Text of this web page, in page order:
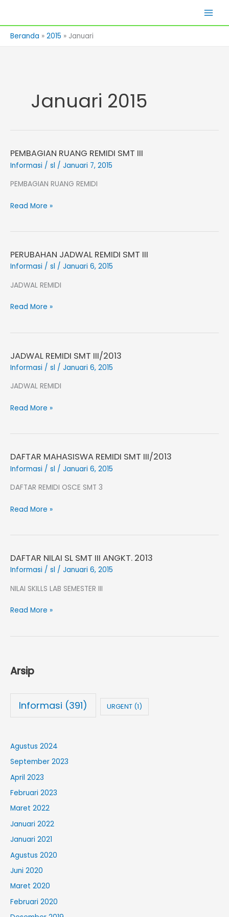
konten
Beranda 2015 Januari
Januari 2015
PEMBAGIAN RUANG REMIDI SMT III
Informasi / sl / Januari 7, 2015
PEMBAGIAN RUANG REMIDI
PEMBAGIAN
RUANG
SMT
Read More »
PERUBAHAN JADWAL REMIDI SMT III
Informasi / sl / Januari 6, 2015
JADWAL REMIDI
PERUBAHAN
JADWAL
SMT
Read More »
JADWAL REMIDI SMT III/2013
Informasi / sl / Januari 6, 2015
JADWAL REMIDI
JADWAL
REMIDI
III/2013
Read More »
DAFTAR MAHASISWA REMIDI SMT III/2013
Informasi / sl / Januari 6, 2015
DAFTAR REMIDI OSCE SMT 3
DAFTAR
MAHASISWA
SMT
Read More »
DAFTAR NILAI SL SMT III ANGKT. 2013
Informasi / sl / Januari 6, 2015
NILAI SKILLS LAB SEMESTER III
DAFTAR
NILAI
SMT
ANGKT.
Read More »
Arsip
Informasi (391) URGENT (1)
Agustus 2024
September 2023
April 2023
Februari 2023
Maret 2022
Januari 2022
Januari 2021
Agustus 2020
Juni 2020
Maret 2020
Februari 2020